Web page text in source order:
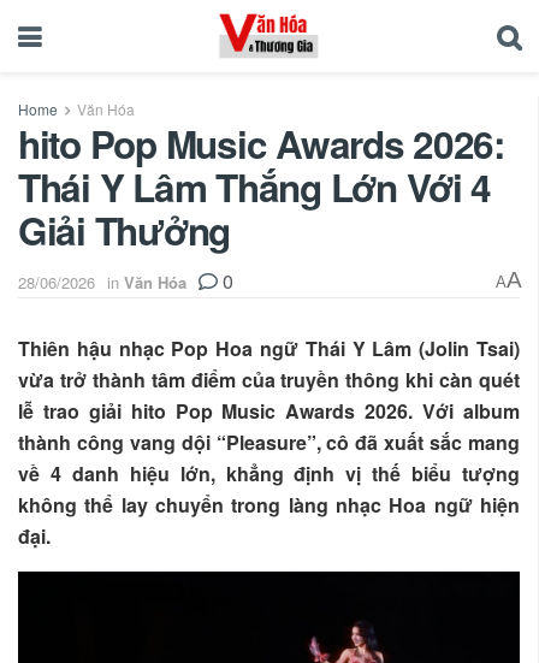
Home Văn Hóa
hito Pop Music Awards 2026:
Thái Y Lâm Thắng Lớn Với 4
Giải Thưởng
28/06/2026 in Văn Hóa 0 AA
Thiên hậu nhạc Pop Hoa ngữ Thái Y Lâm (Jolin Tsai)
vừa trở thành tâm điểm của truyền thông khi càn quét
lễ trao giải hito Pop Music Awards 2026. Với album
thành công vang dội “Pleasure”, cô đã xuất sắc mang
về 4 danh hiệu lớn, khẳng định vị thế biểu tượng
không thể lay chuyển trong làng nhạc Hoa ngữ hiện
đại.